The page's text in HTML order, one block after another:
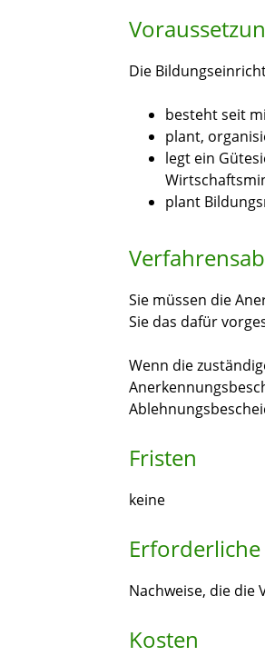
Die
besteht seit
plant,
legt ein
plant
Sie müssen die
Sie das dafür
Wenn die
Fristen
keine
Nachweise, die die
Kosten